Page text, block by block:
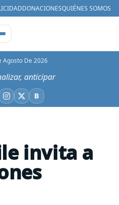
DONACIONESQUIÉNES SOMOS
Agosto De 2026
anticipar
Instagram
X BBluesky
invita a